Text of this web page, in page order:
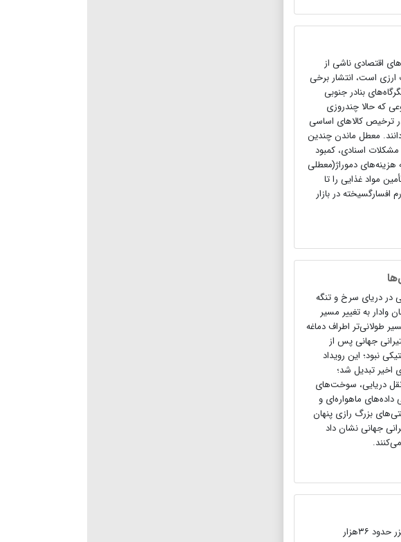
اقتصادی ناشی از
ارزی است، انتشار برخی
بنادر جنوبی
که حالا چندروزی
ترخیص کالاهای اساسی
معطل ماندن چندین
اسنادی، کمبود
هزینه‌های دموراژ‌(معطلی
مواد غذایی را تا
افسارگسیخته در بازار
سال‌۲۰۲۳، تنش‌های نظامی در دریای سرخ و تنگه
به تغییر مسیر
طولانی‌تر اطراف دماغه
جهانی پس از
نبود؛ این رویداد
اخیر تبدیل شد؛
دریایی، سوخت‌های
ماهواره‌ای و
بزرگ رازی پنهان
جهانی نشان داد
اقتصادسرآمد- سعیدقلیچی - طی ۱۸سال گذشته سطح آب دریای خزر حدود ۳۶هزار